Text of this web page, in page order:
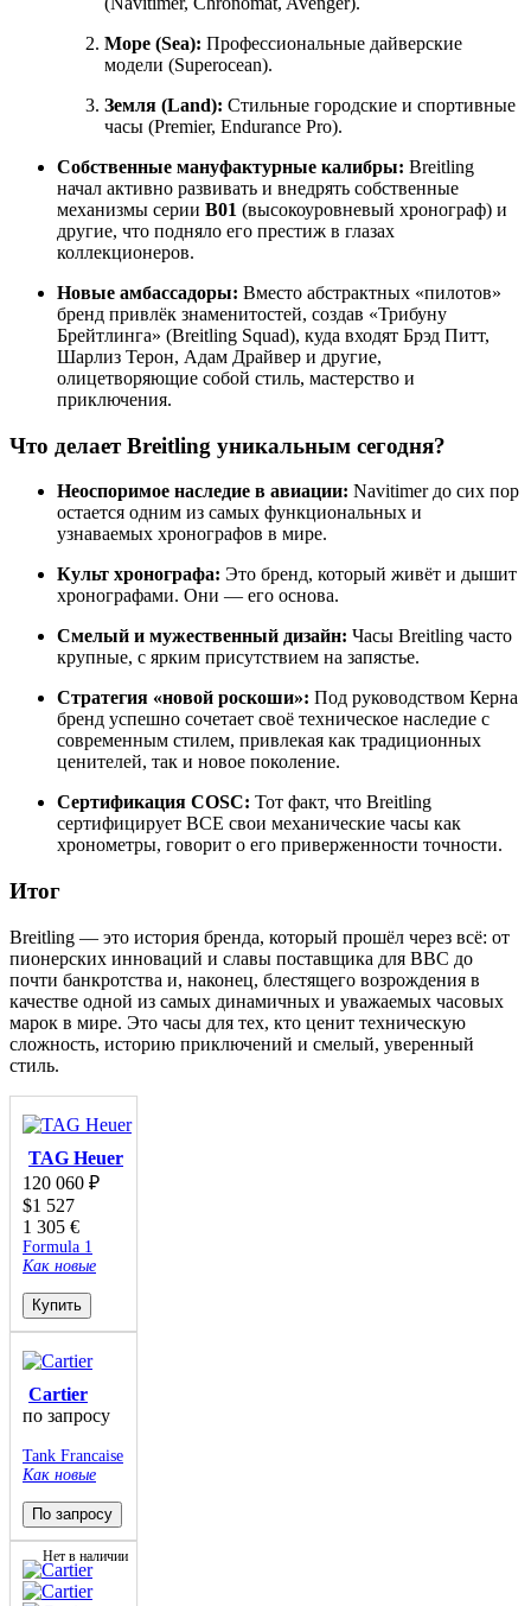
Море (Sea): Профессиональные дайверские
модели (Superocean).
Земля (Land): Стильные городские и спортивные
часы (Premier, Endurance Pro).
Собственные мануфактурные калибры: Breitling
начал активно развивать и внедрять собственные
механизмы серии B01 (высокоуровневый хронограф) и
другие, что подняло его престиж в глазах
коллекционеров.
Новые амбассадоры: Вместо абстрактных «пилотов»
бренд привлёк знаменитостей, создав «Трибуну
Брейтлинга» (Breitling Squad), куда входят Брэд Питт,
Шарлиз Терон, Адам Драйвер и другие,
олицетворяющие собой стиль, мастерство и
приключения.
Что делает Breitling уникальным сегодня?
Неоспоримое наследие в авиации: Navitimer до сих пор
остается одним из самых функциональных и
узнаваемых хронографов в мире.
Культ хронографа: Это бренд, который живёт и дышит
хронографами. Они — его основа.
Смелый и мужественный дизайн: Часы Breitling часто
крупные, с ярким присутствием на запястье.
Стратегия «новой роскоши»: Под руководством Керна
бренд успешно сочетает своё техническое наследие с
современным стилем, привлекая как традиционных
ценителей, так и новое поколение.
Сертификация COSC: Тот факт, что Breitling
сертифицирует ВСЕ свои механические часы как
хронометры, говорит о его приверженности точности.
Итог
Breitling — это история бренда, который прошёл через всё: от
пионерских инноваций и славы поставщика для ВВС до
почти банкротства и, наконец, блестящего возрождения в
качестве одной из самых динамичных и уважаемых часовых
марок в мире. Это часы для тех, кто ценит техническую
сложность, историю приключений и смелый, уверенный
стиль.
TAG Heuer
120 060 ₽
$1 527
1 305 €
Formula 1
Как новые
Купить
Cartier
по запросу
Tank Francaise
Как новые
По запросу
Нет в наличии